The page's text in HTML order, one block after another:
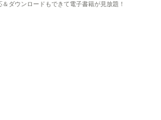
ダウンロードもできて電子書籍が見放題！